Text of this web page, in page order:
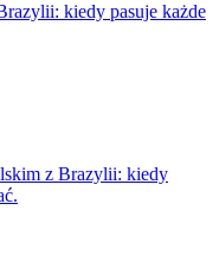
kiedy pasuje każde
z Brazylii: kiedy